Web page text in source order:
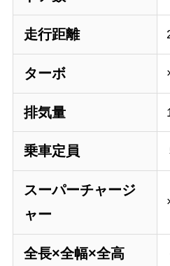
走行距離
ターボ
排気量
乗車定員
スーパーチャージ
ャー
全長×全幅×全高